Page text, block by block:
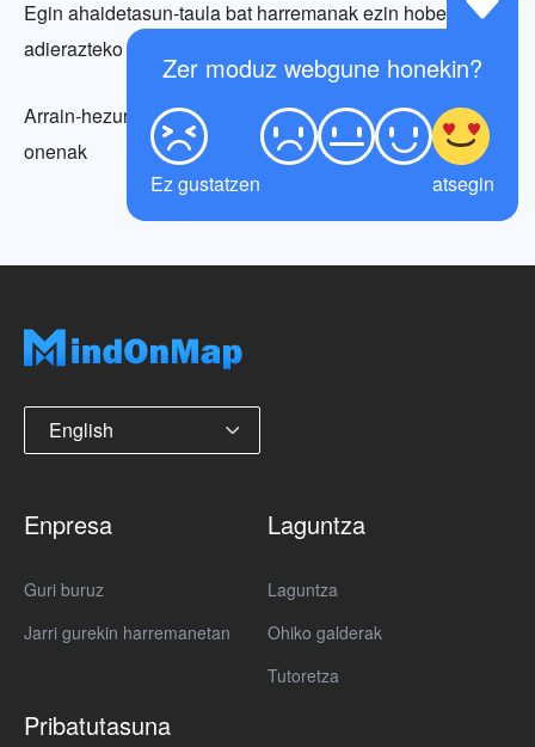
Egin ahaidetasun-taula bat harremanak ezin hobeto
adierazteko
Arrain-hezurren diagrama nola egin: tresna eta jarraibide
onenak
Zer moduz webgune honekin?
Ez gustatzen atsegin
English
Enpresa
Guri buruz
Jarri gurekin harremanetan
Laguntza
Laguntza
Ohiko galderak
Tutoretza
Pribatutasuna